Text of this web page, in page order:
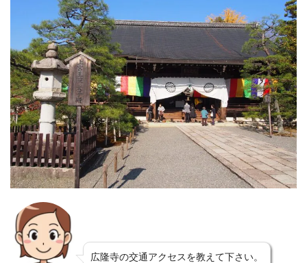
広隆寺の交通アクセスを教えて下さい。